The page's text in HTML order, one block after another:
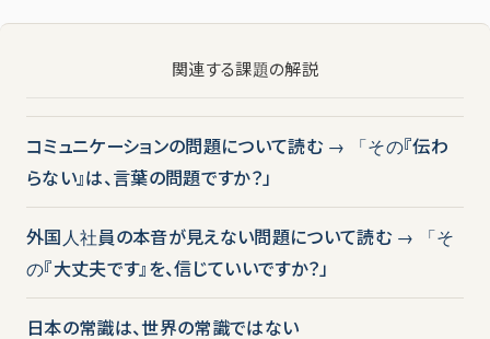
関連する課題の解説
コミュニケーションの問題について読む → 「その『伝わ
らない』は、言葉の問題ですか？」
外国人社員の本音が見えない問題について読む → 「そ
の『大丈夫です』を、信じていいですか？」
日本の常識は、世界の常識ではない